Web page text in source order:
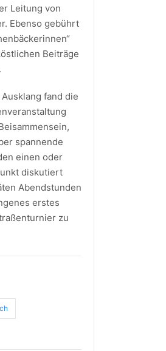
Leitung von
Ebenso gebührt
Beiträge
fand die
spannende
einen oder
diskutiert
Abendstunden
erstes
zu